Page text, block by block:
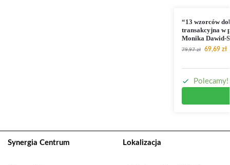
“13 wzorców
transakcyjna w
Monika Dawid-
79,97zł 69,69 zł
Polecamy!
Synergia Centrum Lokalizacja